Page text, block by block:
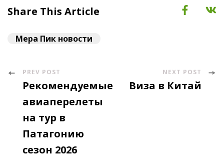
Share This Article
Мера Пик новости
Post
Navigation
PREV POST
Рекомендуемые
авиаперелеты
на тур в
Патагонию
сезон 2026
NEXT POST
Виза в Китай